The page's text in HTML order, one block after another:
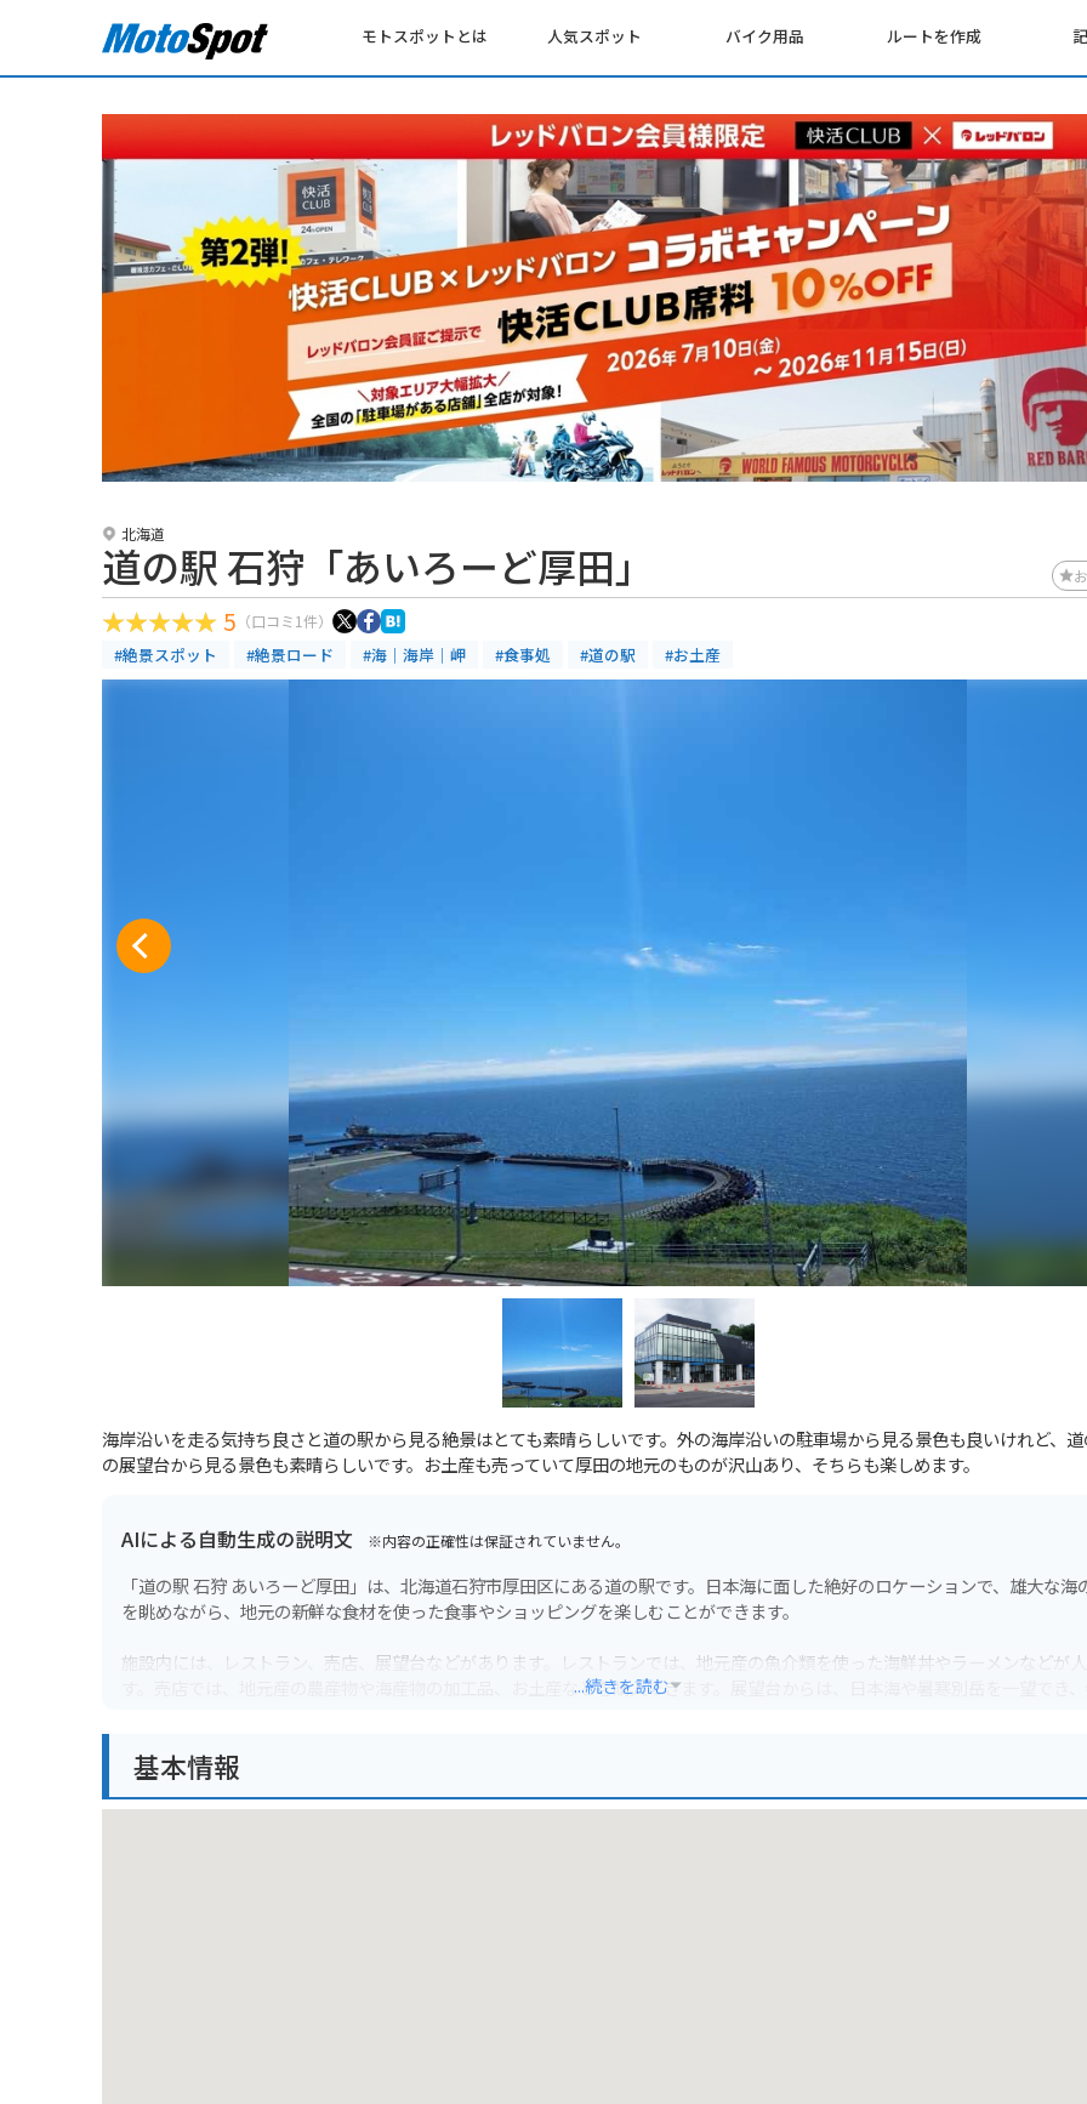
モトスポットとは 人気スポット バイク用品 ルートを作成
北海道
道の駅 石狩「あいろーど厚田」
5 （口コミ1件）
#絶景スポット #絶景ロード #海｜海岸｜岬 #食事処 #道の駅 #お土産
海岸沿いを走る気持ち良さと道の駅から見る絶景はとても素晴らしいです。外の海岸沿いの駐車場から見る景色も良いけれど、
の展望台から見る景色も素晴らしいです。お土産も売っていて厚田の地元のものが沢山あり、そちらも楽しめます。
AIによる自動生成の説明文 ※内容の正確性は保証されていません。
「道の駅 石狩 あいろーど厚田」は、北海道石狩市厚田区にある道の駅です。日本海に面した絶好のロケーションで、雄大な海
を眺めながら、地元の新鮮な食材を使った食事やショッピングを楽しむことができます。
施設内には、レストラン、売店、展望台などがあります。レストランでは、地元産の魚介類を使った海鮮丼やラーメンなどが
す。売店では、地元産の農産物や海産物の加工品、お土産などを購入できます。展望台からは、日本海や暑寒別岳を一望でき、
バイクで訪れる場合、道の駅には広々とした駐車場が完備されているので安心です。また、休憩スペースもあるので、ツーリン
...続きを読む
基本情報